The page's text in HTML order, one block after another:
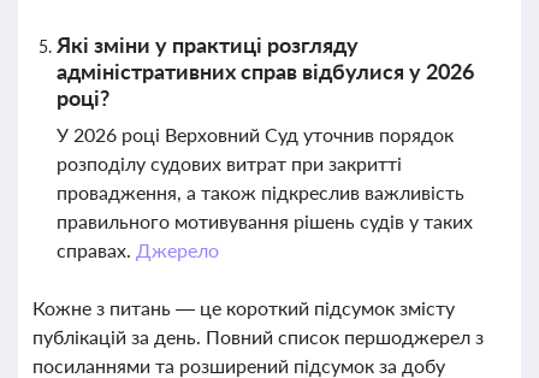
Які зміни у практиці розгляду
адміністративних справ відбулися у 2026
році?
У 2026 році Верховний Суд уточнив порядок
розподілу судових витрат при закритті
провадження, а також підкреслив важливість
правильного мотивування рішень судів у таких
справах. Джерело
Кожне з питань — це короткий підсумок змісту
публікацій за день. Повний список першоджерел з
посиланнями та розширений підсумок за добу